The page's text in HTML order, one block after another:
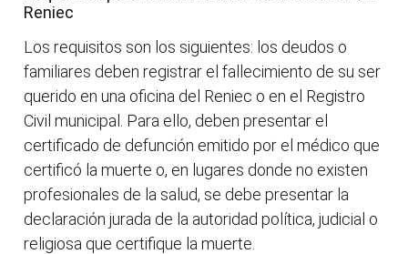
Reniec
Los requisitos son los siguientes: los deudos o
familiares deben registrar el fallecimiento de su ser
querido en una oficina del Reniec o en el Registro
Civil municipal. Para ello, deben presentar el
certificado de defunción emitido por el médico que
certificó la muerte o, en lugares donde no existen
profesionales de la salud, se debe presentar la
declaración jurada de la autoridad política, judicial o
religiosa que certifique la muerte.